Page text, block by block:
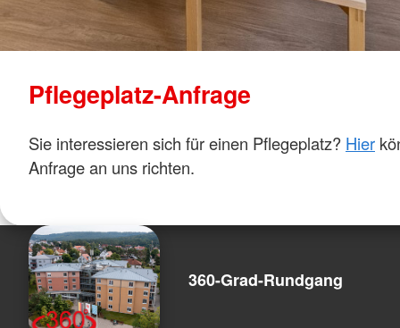
Pflegeplatz-Anfrage
Sie interessieren sich für einen Pflegeplatz? Hier
Anfrage an uns richten.
360-Grad-Rundgang